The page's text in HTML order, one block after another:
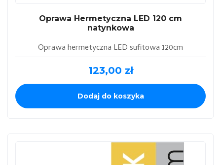
Oprawa Hermetyczna LED 120 cm
natynkowa
Oprawa hermetyczna LED sufitowa 120cm
123,00 zł
Dodaj do koszyka